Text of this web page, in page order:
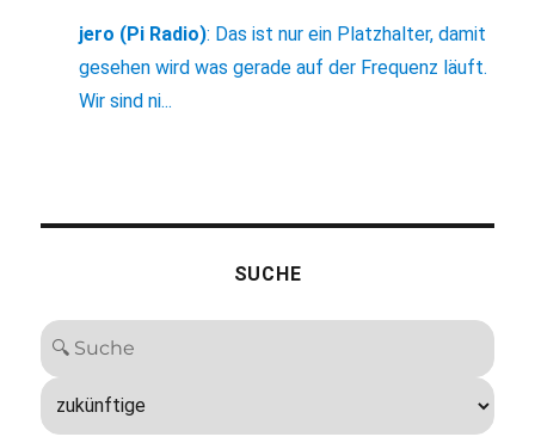
jero (Pi Radio): Das ist nur ein Platzhalter, damit
gesehen wird was gerade auf der Frequenz läuft.
Wir sind ni...
SUCHE